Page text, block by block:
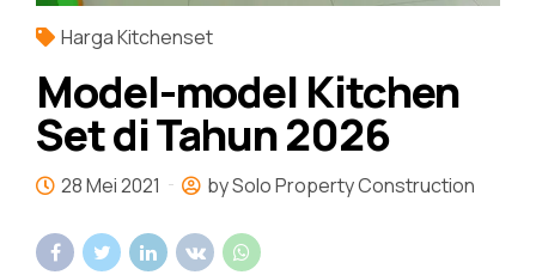
Harga Kitchenset
Model-model Kitchen
Set di Tahun 2026
28 Mei 2021 by Solo Property Construction